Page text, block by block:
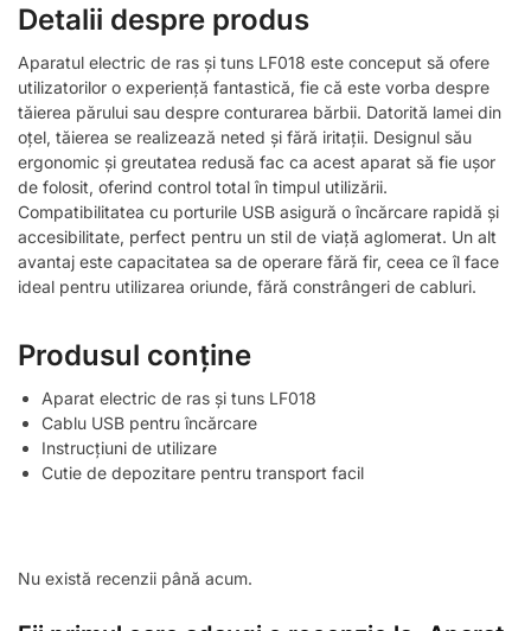
Detalii despre produs
Aparatul electric de ras și tuns LF018 este conceput să ofere
utilizatorilor o experiență fantastică, fie că este vorba despre
tăierea părului sau despre conturarea bărbii. Datorită lamei din
oțel, tăierea se realizează neted și fără iritații. Designul său
ergonomic și greutatea redusă fac ca acest aparat să fie ușor
de folosit, oferind control total în timpul utilizării.
Compatibilitatea cu porturile USB asigură o încărcare rapidă și
accesibilitate, perfect pentru un stil de viață aglomerat. Un alt
avantaj este capacitatea sa de operare fără fir, ceea ce îl face
ideal pentru utilizarea oriunde, fără constrângeri de cabluri.
Produsul conține
Aparat electric de ras și tuns LF018
Cablu USB pentru încărcare
Instrucțiuni de utilizare
Cutie de depozitare pentru transport facil
Nu există recenzii până acum.